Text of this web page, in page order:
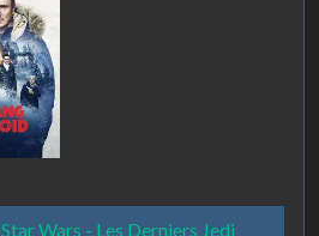
Star Wars - Les Derniers Jedi